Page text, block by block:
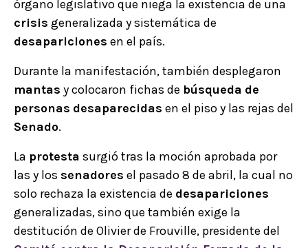
órgano legislativo que niega la existencia de una
crisis generalizada y sistemática de
desapariciones en el país.
Durante la manifestación, también desplegaron
mantas y colocaron fichas de búsqueda de
personas desaparecidas en el piso y las rejas del
Senado.
La protesta surgió tras la moción aprobada por
las y los senadores el pasado 8 de abril, la cual no
solo rechaza la existencia de desapariciones
generalizadas, sino que también exige la
destitución de Olivier de Frouville, presidente del